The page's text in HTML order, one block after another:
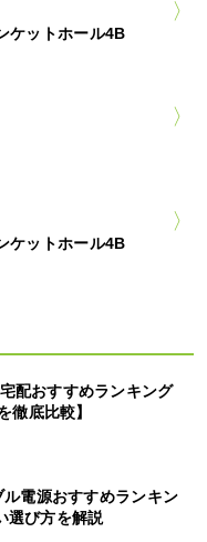
ケットホール4B
ケットホール4B
配おすすめランキング
徹底比較】
ル電源おすすめランキン
び方を解説